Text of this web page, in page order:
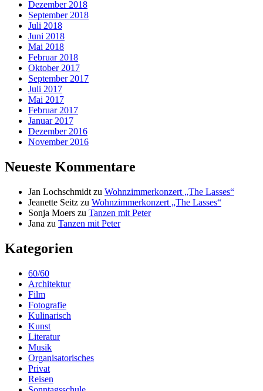
Dezember 2018
September 2018
Juli 2018
Juni 2018
Mai 2018
Februar 2018
Oktober 2017
September 2017
Juli 2017
Mai 2017
Februar 2017
Januar 2017
Dezember 2016
November 2016
Neueste Kommentare
Jan Lochschmidt zu Wohnzimmerkonzert „The Lasses“
Jeanette Seitz zu Wohnzimmerkonzert „The Lasses“
Sonja Moers zu Tanzen mit Peter
Jana zu Tanzen mit Peter
Kategorien
60/60
Architektur
Film
Fotografie
Kulinarisch
Kunst
Literatur
Musik
Organisatorisches
Privat
Reisen